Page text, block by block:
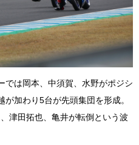
では岡本、中須賀、水野がポジシ
加わり5台が先頭集団を形成。
津田拓也、亀井が転倒という波